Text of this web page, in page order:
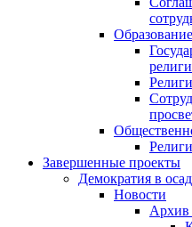
Завершенные проекты
Демократия в
Новости
Архив